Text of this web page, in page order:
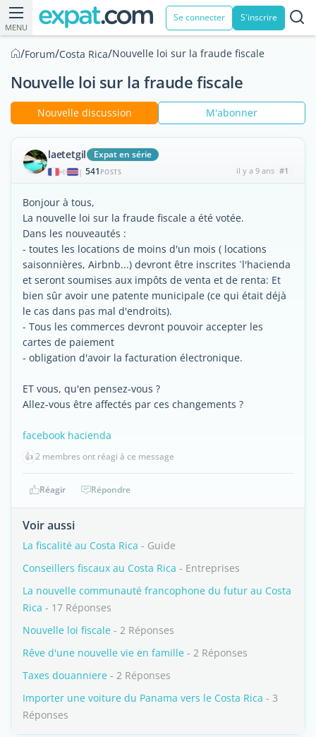
MENU
Se connecter S'inscrire
/Forum/Costa Rica/Nouvelle loi sur la fraude fiscale
Nouvelle loi sur la fraude fiscale
Nouvelle discussion M'abonner
laetetgil Expat en série
| 541 POSTS il y a 9 ans #1
Bonjour à tous,
La nouvelle loi sur la fraude fiscale a été votée.
Dans les nouveautés :
- toutes les locations de moins d'un mois ( locations
saisonnières, Airbnb...) devront être inscrites `l'hacienda
et seront soumises aux impôts de venta et de renta: Et
bien sûr avoir une patente municipale (ce qui était déjà
le cas dans pas mal d'endroits).
- Tous les commerces devront pouvoir accepter les
cartes de paiement
- obligation d'avoir la facturation électronique.
ET vous, qu'en pensez-vous ?
Allez-vous être affectés par ces changements ?
facebook hacienda
👍2 membres ont réagi à ce message
Réagir Répondre
Voir aussi
La fiscalité au Costa Rica - Guide
Conseillers fiscaux au Costa Rica - Entreprises
La nouvelle communauté francophone du futur au Costa
Rica - 17 Réponses
Nouvelle loi fiscale - 2 Réponses
Rêve d'une nouvelle vie en famille - 2 Réponses
Taxes douanniere - 2 Réponses
Importer une voiture du Panama vers le Costa Rica - 3
Réponses